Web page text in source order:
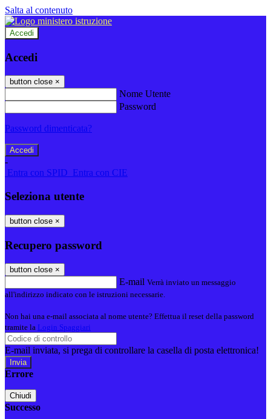
Salta al contenuto
Accedi
Accedi
button close ×
Nome Utente
Password
Password dimenticata?
-
Entra con SPID Entra con CIE
Seleziona utente
button close ×
Recupero password
button close ×
E-mail Verrà inviato un messaggio
all'indirizzo indicato con le istruzioni necessarie.
Non hai una e-mail associata al nome utente? Effettua il reset della password
tramite la Login Spaggiari
E-mail inviata, si prega di controllare la casella di posta elettronica!
Errore
Chiudi
Successo